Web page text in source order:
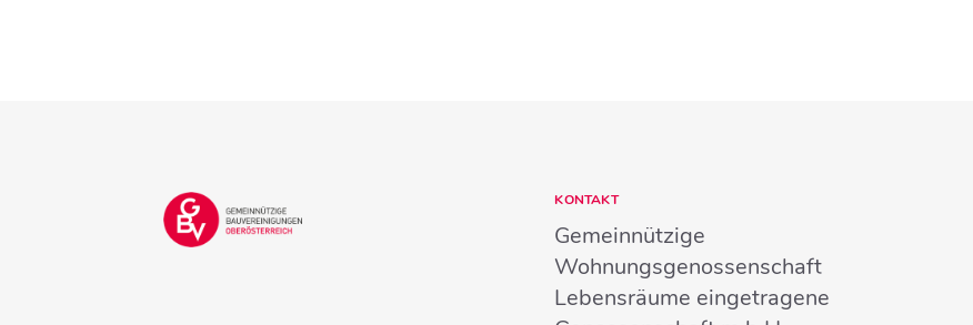
KONTAKT
Gemeinnützige
Wohnungsgenossenschaft
Lebensräume eingetragene